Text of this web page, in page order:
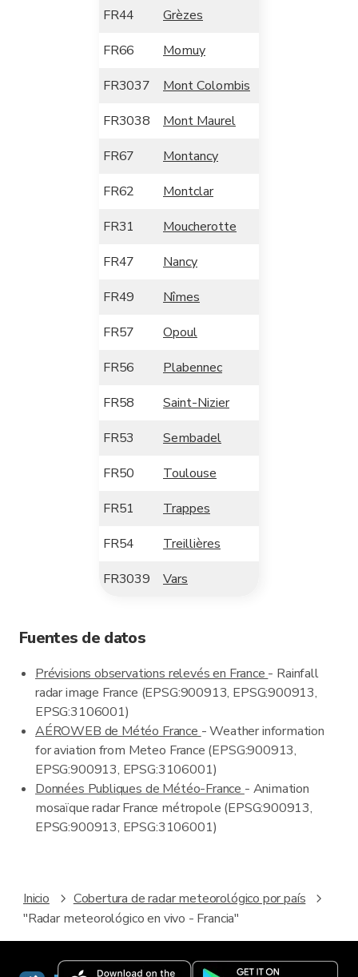
FR44
Grèzes
FR66
Momuy
FR3037
Mont Colombis
FR3038
Mont Maurel
FR67
Montancy
FR62
Montclar
FR31
Moucherotte
FR47
Nancy
FR49
Nîmes
FR57
Opoul
FR56
Plabennec
FR58
Saint-Nizier
FR53
Sembadel
FR50
Toulouse
FR51
Trappes
FR54
Treillières
FR3039
Vars
Fuentes de datos
Prévisions observations relevés en France - Rainfall
radar image France (EPSG:900913, EPSG:900913,
EPSG:3106001)
AÉROWEB de Météo France - Weather information
for aviation from Meteo France (EPSG:900913,
EPSG:900913, EPSG:3106001)
Données Publiques de Météo-France - Animation
mosaïque radar France métropole (EPSG:900913,
EPSG:900913, EPSG:3106001)
Inicio
Cobertura de radar meteorológico por país
"Radar meteorológico en vivo - Francia"